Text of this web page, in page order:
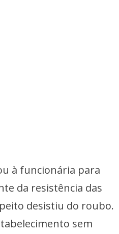
à funcionária para
da resistência das
desistiu do roubo.
sem